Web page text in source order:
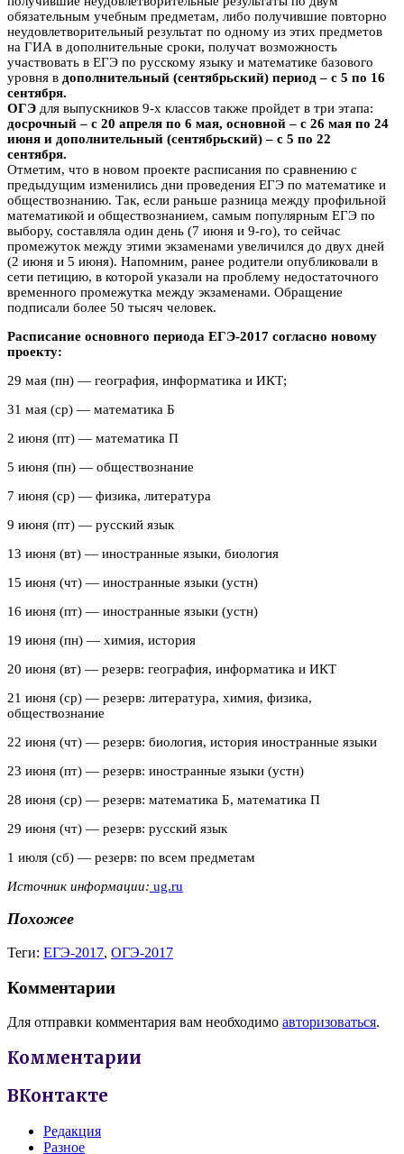
обязательным учебным предметам, либо получившие повторно
неудовлетворительный результат по одному из этих предметов
на ГИА в дополнительные сроки, получат возможность
участвовать в ЕГЭ по русскому языку и математике базового
уровня в дополнительный (сентябрьский) период – с 5 по 16
сентября.
ОГЭ для выпускников 9-х классов также пройдет в три этапа:
досрочный – с 20 апреля по 6 мая, основной – с 26 мая по 24
июня и дополнительный (сентябрьский) – с 5 по 22
сентября.
Отметим, что в новом проекте расписания по сравнению с
предыдущим изменились дни проведения ЕГЭ по математике и
обществознанию. Так, если раньше разница между профильной
математикой и обществознанием, самым популярным ЕГЭ по
выбору, составляла один день (7 июня и 9-го), то сейчас
промежуток между этими экзаменами увеличился до двух дней
(2 июня и 5 июня). Напомним, ранее родители опубликовали в
сети петицию, в которой указали на проблему недостаточного
временного промежутка между экзаменами. Обращение
подписали более 50 тысяч человек.
Расписание основного периода ЕГЭ-2017 согласно новому
проекту:
29 мая (пн) — география, информатика и ИКТ;
31 мая (ср) — математика Б
2 июня (пт) — математика П
5 июня (пн) — обществознание
7 июня (ср) — физика, литература
9 июня (пт) — русский язык
13 июня (вт) — иностранные языки, биология
15 июня (чт) — иностранные языки (устн)
16 июня (пт) — иностранные языки (устн)
19 июня (пн) — химия, история
20 июня (вт) — резерв: география, информатика и ИКТ
21 июня (ср) — резерв: литература, химия, физика,
обществознание
22 июня (чт) — резерв: биология, история иностранные языки
23 июня (пт) — резерв: иностранные языки (устн)
28 июня (ср) — резерв: математика Б, математика П
29 июня (чт) — резерв: русский язык
1 июля (сб) — резерв: по всем предметам
Источник информации: ug.ru
Похожее
Теги: ЕГЭ-2017, ОГЭ-2017
Комментарии
Для отправки комментария вам необходимо авторизоваться.
Комментарии
ВКонтакте
Редакция
Разное